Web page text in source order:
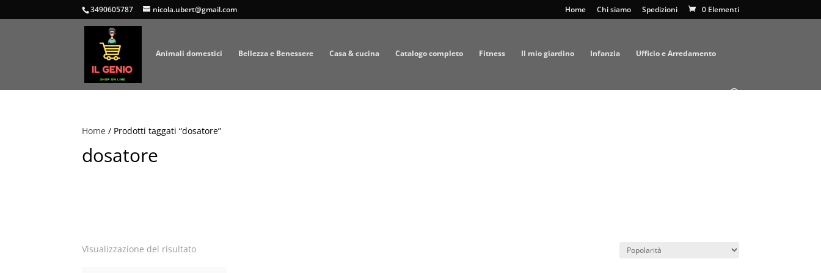
3490605787 nicola.ubert@gmail.com Home Chi siamo Spedizioni 0 Elementi
Animali domestici Bellezza e Benessere Casa & cucina Catalogo completo Fitness Il mio giardino Infanzia Ufficio e Arredamento
Home / Prodotti taggati “dosatore”
dosatore
Visualizzazione del risultato